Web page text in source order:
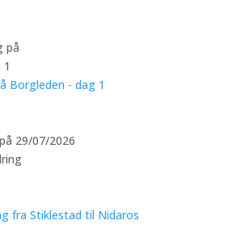
Borgleden - dag 1
29/07/2026
fra Stiklestad til Nidaros